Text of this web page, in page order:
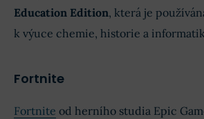
Education Edition, která je
k výuce chemie, historie a
Fortnite
Fortnite od herního studia Epic